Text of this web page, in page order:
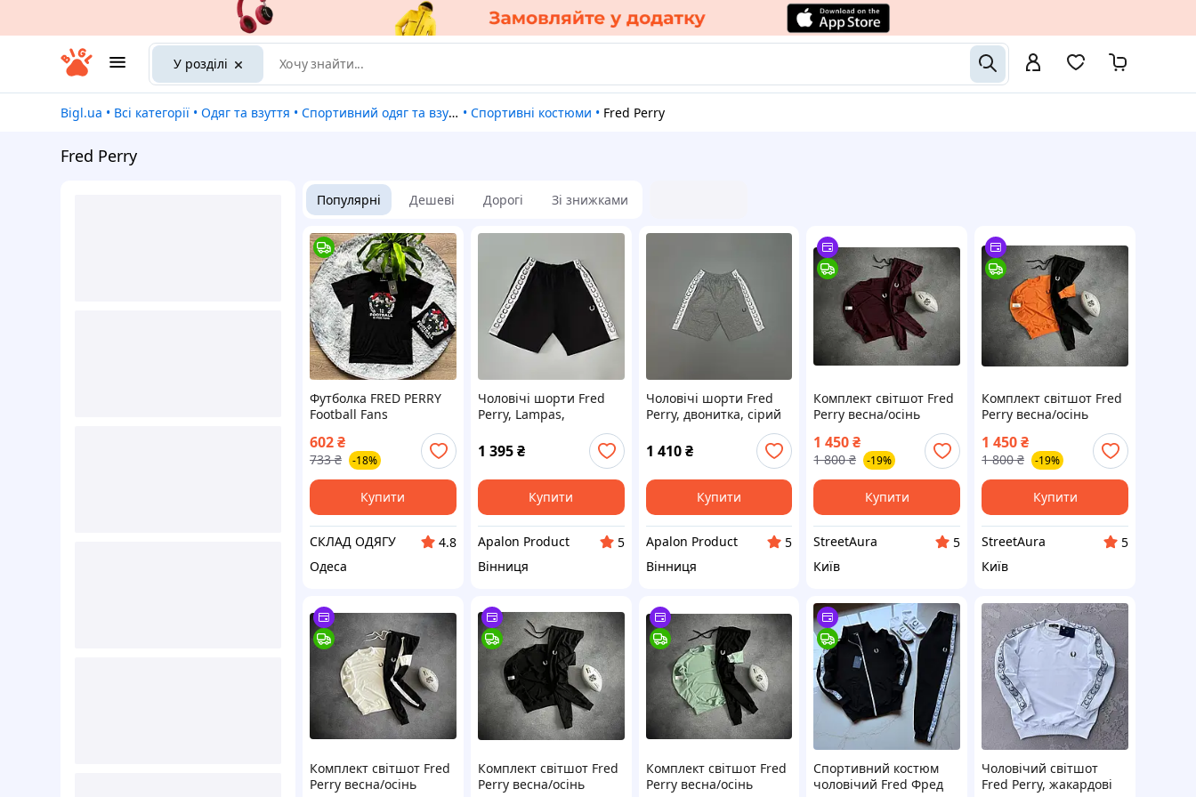
У розділі
Bigl.ua • Всі категорії • Одяг та взуття • Спортивний одяг та взуття • Спортивні костюми • Fred Perry
Fred Perry
Популярні Дешеві Дорогі Зі знижками
Футболка FRED PERRY
Football Fans
602₴
733 ₴ -18%
Купити
СКЛАД ОДЯГУ
4.8
Одеса
Чоловічі шорти Fred
Perry, Lampas,
колір,
термотрансферний
логотип, розміри S–
XXL, Туреччина
1 395₴
Купити
Apalon Product
5
Вінниця
Чоловічі шорти Fred
Perry, двонитка, сірий
термотрансферний
логотип, розміри S–XL,
Туреччина
1 410 ₴
Купити
Apalon Product
5
Вінниця
Комплект світшот Fred
Perry весна/осінь
1 450₴
1 800 ₴ -19%
Купити
StreetAura
5
Київ
Комплект світшот Fred
Perry весна/осінь
1 450₴
1 800 ₴ -19%
Купити
StreetAura
5
Київ
Комплект світшот Fred
Perry весна/осінь
Комплект світшот Fred
Perry весна/осінь
Комплект світшот Fred
Perry весна/осінь
Спортивний костюм
чоловічий Fred Фред
Чоловічий світшот
Fred Perry, жакардові